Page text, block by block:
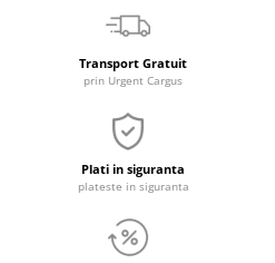
Transport Gratuit
prin Urgent Cargus
Plati in siguranta
plateste in siguranta